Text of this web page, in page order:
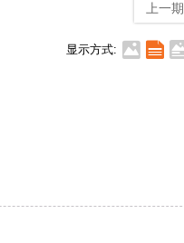
上一期
显示方式: